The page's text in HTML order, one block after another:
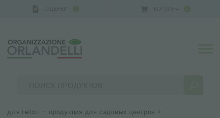
0 0
для retail – продукция для садовых центров >